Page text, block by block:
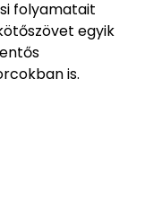
folyamatait
egyik
is.